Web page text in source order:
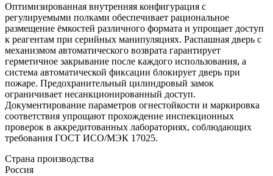
Оптимизированная внутренняя конфигурация с
регулируемыми полками обеспечивает рациональное
размещение ёмкостей различного формата и упрощает доступ
к реагентам при серийных манипуляциях. Распашная дверь с
механизмом автоматического возврата гарантирует
герметичное закрывание после каждого использования, а
система автоматической фиксации блокирует дверь при
пожаре. Предохранительный цилиндровый замок
ограничивает несанкционированный доступ.
Документирование параметров огнестойкости и маркировка
соответствия упрощают прохождение инспекционных
проверок в аккредитованных лабораториях, соблюдающих
требования ГОСТ ИСО/МЭК 17025.
Страна производства
Россия